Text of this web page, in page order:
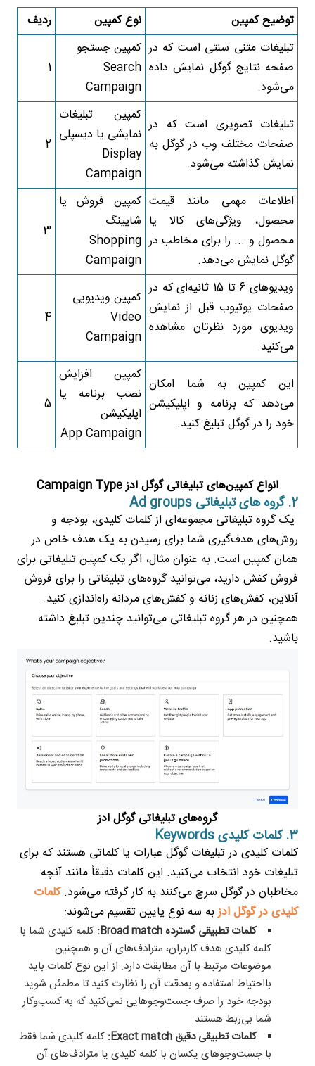
توضیح کمپین
نوع کمپین
ردیف
تبلیغات متنی سنتی است که در
صفحه نتایج گوگل نمایش داده
می‌شود.
کمپین جستجو
Search
Campaign
1
تبلیغات تصویری است که در
صفحات مختلف وب در گوگل به
نمایش گذاشته می‌شود.
کمپین تبلیغات
نمایشی یا دیسپلی
Display
Campaign
2
اطلاعات مهمی مانند قیمت
محصول، ویژگی‌های کالا یا
محصول و ... را برای مخاطب در
گوگل نمایش می‌دهد.
کمپین فروش یا
شاپینگ
Shopping
Campaign
3
ویدیوهای 6 تا 15 ثانیه‌ای که در
صفحات یوتیوب قبل از نمایش
ویدیوی مورد نظرتان مشاهده
می‌کنید.
کمپین ویدیویی
Video
Campaign
4
این کمپین به شما امکان
می‌دهد که برنامه و اپلیکیشن
خود را در گوگل تبلیغ کنید.
کمپین افزایش
نصب برنامه یا
اپلیکیشن
App Campaign
5
انواع کمپین‌های تبلیغاتی گوگل ادز Campaign Type
2. گروه های تبلیغاتی Ad groups
یک گروه تبلیغاتی مجموعه‌ای از کلمات کلیدی، بودجه و
روش‌های هدف‌گیری شما برای رسیدن به یک هدف خاص در
همان کمپین است. به عنوان مثال، اگر یک کمپین تبلیغاتی برای
فروش کفش دارید، می‌توانید گروه‌های تبلیغاتی را برای فروش
آنلاین، کفش‌های زنانه و کفش‌های مردانه راه‌اندازی کنید.
همچنین در هر گروه تبلیغاتی می‌توانید چندین تبلیغ داشته
باشید.
گروه‌های تبلیغاتی گوگل ادز
3. کلمات کلیدی Keywords
کلمات کلیدی در تبلیغات گوگل عبارات یا کلماتی هستند که برای
تبلیغات خود انتخاب می‌کنید. این کلمات دقیقاً مانند آنچه
مخاطبان در گوگل سرچ می‌کنند به کار گرفته می‌شود.کلمات
کلیدی در گوگل ادزبه سه نوع پایین تقسیم می‌شوند:
کلمات تطبیقی گسترده Broad match:
کلمه کلیدی شما با
کلمه کلیدی هدف کاربران، مترادف‌های آن و همچنین
موضوعات مرتبط با آن مطابقت دارد. از این نوع کلمات باید
بااحتیاط استفاده و به‌دقت آن را نظارت کنید تا مطمئن شوید
بودجه خود را صرف جست‌وجوهایی نمی‌کنید که به کسب‌وکار
شما بی‌ربط هستند.
کلمات تطبیقی دقیق Exact match:
کلمه کلیدی شما فقط
با جست‌وجوهای یکسان با کلمه کلیدی یا مترادف‌های آن